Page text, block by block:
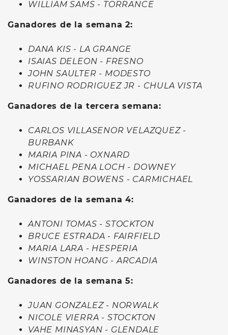
WILLIAM SAMS - TORRANCE
Ganadores de la semana 2:
DANA KIS - LA GRANGE
ISAIAS DELEON - FRESNO
JOHN SAULTER - MODESTO
RUFINO RODRIGUEZ JR - CHULA VISTA
Ganadores de la tercera semana:
CARLOS VILLASENOR VELAZQUEZ -
BURBANK
MARIA PINA - OXNARD
MICHAEL PENA LOCH - DOWNEY
YOSSARIAN BOWENS - CARMICHAEL
Ganadores de la semana 4:
ANTONI TOMAS - STOCKTON
BRUCE ESTRADA - FAIRFIELD
MARIA LARA - HESPERIA
WINSTON HOANG - ARCADIA
Ganadores de la semana 5:
JUAN GONZALEZ - NORWALK
NICOLE VIERRA - STOCKTON
VAHE MINASYAN - GLENDALE